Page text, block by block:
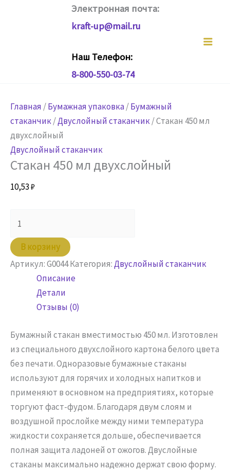
Электронная почта:
kraft-up@mail.ru
Наш Телефон:
8-800-550-03-74
Главная /Бумажная упаковка/Бумажный
стаканчик/Двуслойный стаканчик/ Стакан 450 мл
двухслойный
Двуслойный стаканчик
Стакан 450 мл двухслойный
10,53₽
товара
Стакан
450
двухслойный
В корзину
Артикул:G0044Категория:Двуслойный стаканчик
Описание
Детали
Отзывы (0)
Бумажный стакан вместимостью 450 мл. Изготовлен
из специального двухслойного картона белого цвета
без печати. Одноразовые бумажные стаканы
используют для горячих и холодных напитков и
применяют в основном на предприятиях, которые
торгуют фаст-фудом. Благодаря двум слоям и
воздушной прослойке между ними температура
жидкости сохраняется дольше, обеспечивается
полная защита ладоней от ожогов. Двуслойные
стаканы максимально надежно держат свою форму.